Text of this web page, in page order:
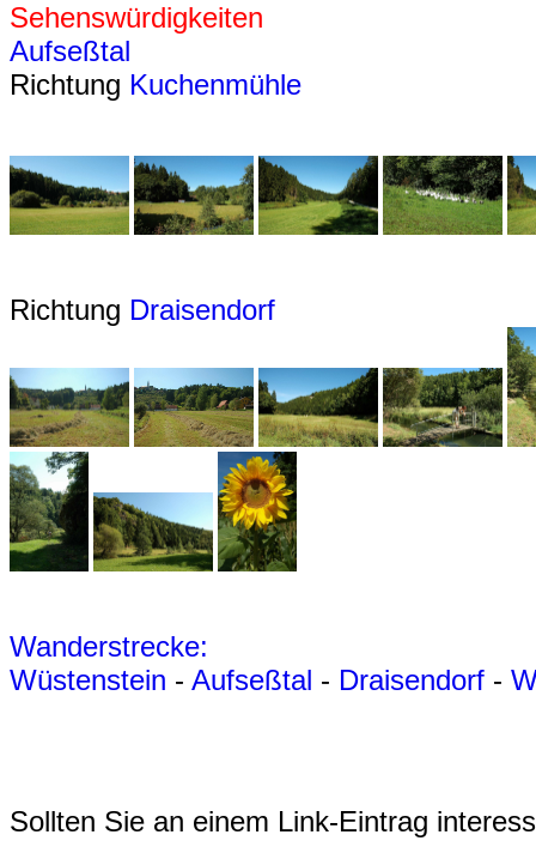
Sehenswürdigkeiten
Aufseßtal
Richtung Kuchenmühle
Richtung Draisendorf
Wanderstrecke:
Wüstenstein - Aufseßtal - Draisendorf -
Sollten Sie an einem Link-Eintrag